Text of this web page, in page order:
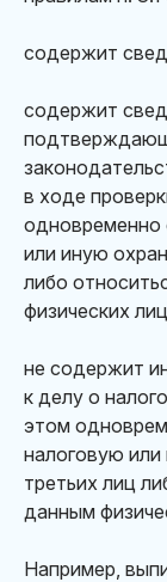
содержит
содержит
в ходе
одновременно
или иную
либо
физических
не содержит
к делу о
этом
налоговую
третьих лиц
данным
Например,